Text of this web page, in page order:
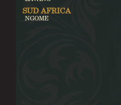
SUD AFRICA
NGOME